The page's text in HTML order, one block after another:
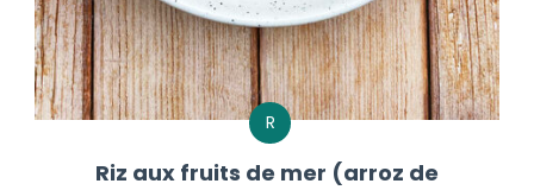
R
Riz aux fruits de mer (arroz de